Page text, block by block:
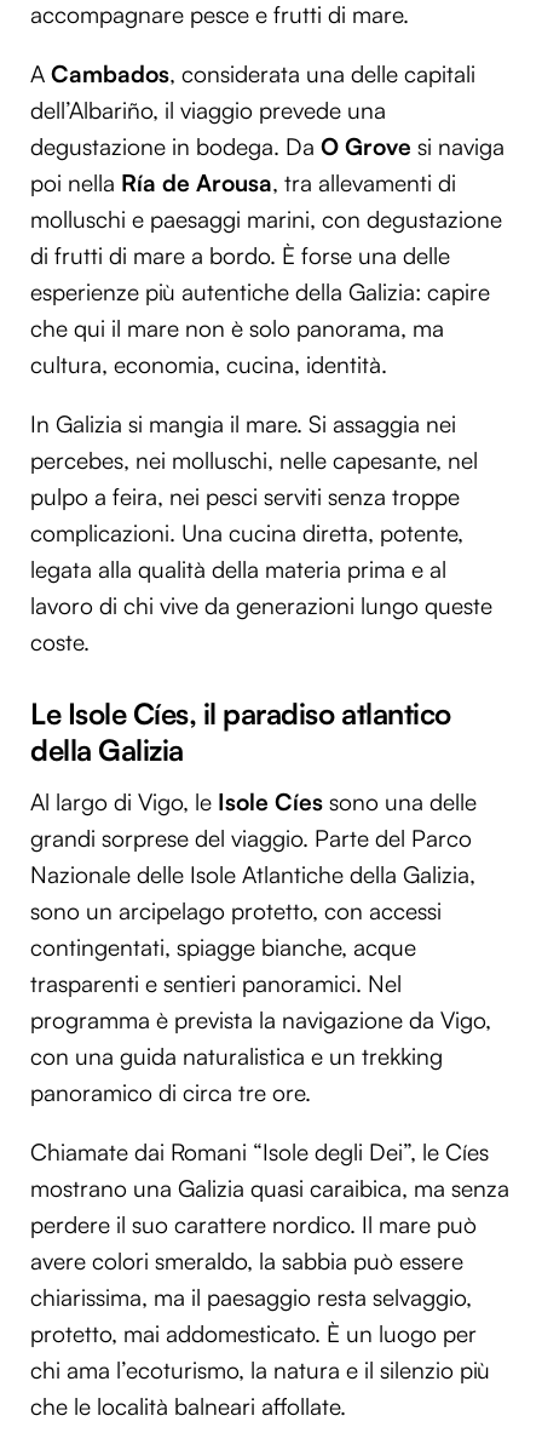
accompagnare pesce e frutti di mare.
A Cambados, considerata una delle capitali
dell’Albariño, il viaggio prevede una
degustazione in bodega. Da O Grove si naviga
poi nella Ría de Arousa, tra allevamenti di
molluschi e paesaggi marini, con degustazione
di frutti di mare a bordo. È forse una delle
esperienze più autentiche della Galizia: capire
che qui il mare non è solo panorama, ma
cultura, economia, cucina, identità.
In Galizia si mangia il mare. Si assaggia nei
percebes, nei molluschi, nelle capesante, nel
pulpo a feira, nei pesci serviti senza troppe
complicazioni. Una cucina diretta, potente,
legata alla qualità della materia prima e al
lavoro di chi vive da generazioni lungo queste
coste.
Le Isole Cíes, il paradiso atlantico
della Galizia
Al largo di Vigo, le Isole Cíes sono una delle
grandi sorprese del viaggio. Parte del Parco
Nazionale delle Isole Atlantiche della Galizia,
sono un arcipelago protetto, con accessi
contingentati, spiagge bianche, acque
trasparenti e sentieri panoramici. Nel
programma è prevista la navigazione da Vigo,
con una guida naturalistica e un trekking
panoramico di circa tre ore.
Chiamate dai Romani “Isole degli Dei”, le Cíes
mostrano una Galizia quasi caraibica, ma senza
perdere il suo carattere nordico. Il mare può
avere colori smeraldo, la sabbia può essere
chiarissima, ma il paesaggio resta selvaggio,
protetto, mai addomesticato. È un luogo per
chi ama l’ecoturismo, la natura e il silenzio più
che le località balneari affollate.